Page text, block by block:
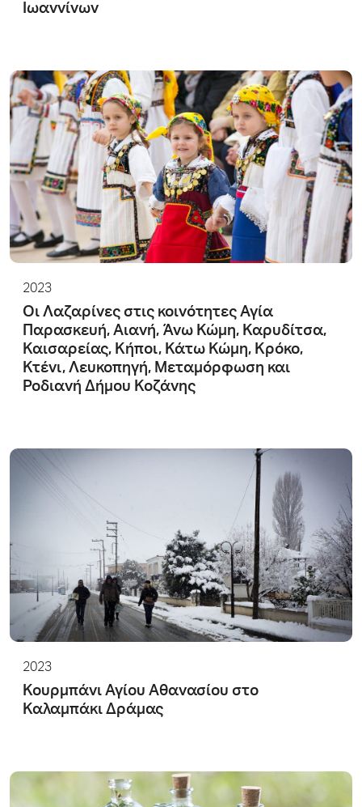
Ιωαννίνων
2023
Οι Λαζαρίνες στις κοινότητες Αγία
Παρασκευή, Αιανή, Άνω Κώμη, Καρυδίτσα,
Καισαρείας, Κήποι, Κάτω Κώμη, Κρόκο,
Κτένι, Λευκοπηγή, Μεταμόρφωση και
Ροδιανή Δήμου Κοζάνης
2023
Κουρμπάνι Αγίου Αθανασίου στο
Καλαμπάκι Δράμας